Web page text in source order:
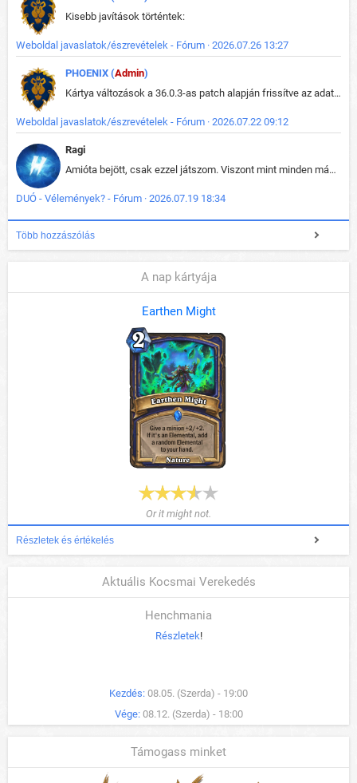
Kisebb javítások történtek:
Weboldal javaslatok/észrevételek - Fórum · 2026.07.26 13:27
PHOENIX (Admin)
Kártya változások a 36.0.3-as patch alapján frissítve az adatbázisban (képek is cserélve).
Weboldal javaslatok/észrevételek - Fórum · 2026.07.22 09:12
Ragi
Amióta bejött, csak ezzel játszom. Viszont mint minden más - akár az alapjáték is, ez is baromira összetett lett. Néha már pár kör után is esélytelen az egész. Vagy irreállisan túltápol valaki, vagy lelép a partner, vagy csak hülye mint a segg. És amikor eljönne az én időm, na akkor jön el mindenki másé is. Engem jobban érdekelne, hogy ki milyen ratingen szokott játszani. Na ez lenne egy érdekes adat.
DUÓ - Vélemények? - Fórum · 2026.07.19 18:34
Több hozzászólás
A nap kártyája
Earthen Might
Or it might not.
Részletek és értékelés
Aktuális Kocsmai Verekedés
Henchmania
Részletek!
Kezdés: 08.05. (Szerda) - 19:00
Vége: 08.12. (Szerda) - 18:00
Támogass minket